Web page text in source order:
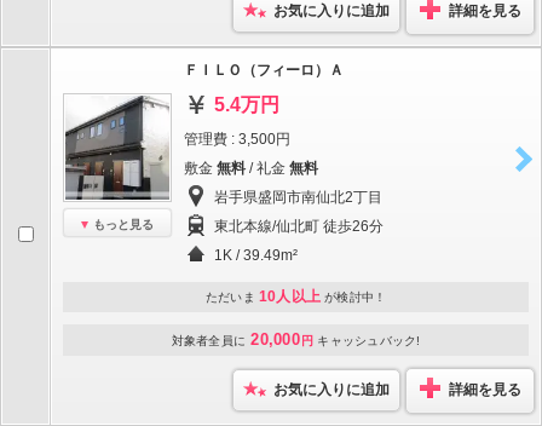
お気に入りに追加 詳細を見る
もっと見る
ＦＩＬＯ（フィーロ）Ａ
5.4万円
管理費 : 3,500円
敷金 無料 / 礼金 無料
岩手県盛岡市南仙北2丁目
東北本線/仙北町 徒歩26分
1K / 39.49m²
ただいま 10人以上 が検討中！
対象者全員に 20,000 円 キャッシュバック!
お気に入りに追加 詳細を見る